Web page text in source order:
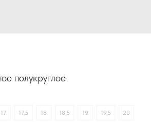
полукруглое
17 17,5 18 18,5 19 19,5 20